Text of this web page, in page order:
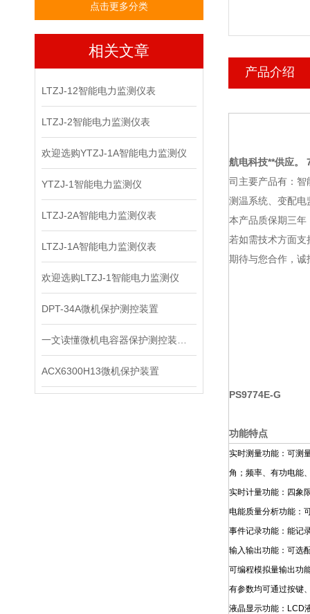
点击更多分类
相关文章
LTZJ-12智能电力监测仪表
LTZJ-2智能电力监测仪表
欢迎选购YTZJ-1A智能电力监测仪
YTZJ-1智能电力监测仪
LTZJ-2A智能电力监测仪表
LTZJ-1A智能电力监测仪表
欢迎选购LTZJ-1智能电力监测仪
DPT-34A微机保护测控装置
ACX6300H13微机保护装置
产品介绍
航电科技**供应。
司主要产品有：智
测温系统、变配电
本产品质保期三年
若如需技术方面
期待与您合作，
PS9774E-G
功能特点
实时测量功能：可测
角；频率、有功电能
实时计量功能：四象
电能质量分析功能：
事件记录功能：能记
输入输出功能：可选
可编程模拟量输出功
有参数均可通过按键
液晶显示功能：LCD